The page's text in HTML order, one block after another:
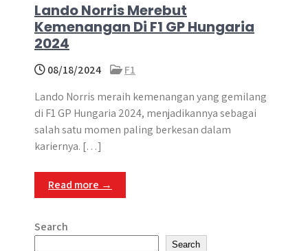
Lando Norris Merebut
Kemenangan Di F1 GP Hungaria
2024
08/18/2024
F1
Lando Norris meraih kemenangan yang gemilang
di F1 GP Hungaria 2024, menjadikannya sebagai
salah satu momen paling berkesan dalam
kariernya. […]
Read more →
Search
Search